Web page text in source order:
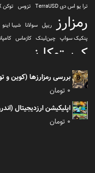
ترا یو اس دی TerraUSD
تزوس توکن FTX
رمزارز ریپل سولانا شیبا اینو
پنکیک سواپ چین‌لینک کازماس
کریپتوکارنسی
کیف پول تراست والت
بررسی رمزارزها (کوین و
0 تومان
اپلیکیشن ارزدیجیتال
0 تومان